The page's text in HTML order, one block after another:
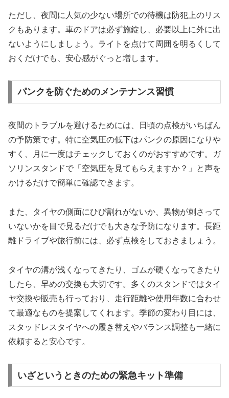
ただし、夜間に人気の少ない場所での待機は防犯上のリス
クもあります。車のドアは必ず施錠し、必要以上に外に出
ないようにしましょう。ライトを点けて周囲を明るくして
おくだけでも、安心感がぐっと増します。
パンクを防ぐためのメンテナンス習慣
夜間のトラブルを避けるためには、日頃の点検がいちばん
の予防策です。特に空気圧の低下はパンクの原因になりや
すく、月に一度はチェックしておくのがおすすめです。ガ
ソリンスタンドで「空気圧を見てもらえますか？」と声を
かけるだけで簡単に確認できます。
また、タイヤの側面にひび割れがないか、異物が刺さって
いないかを目で見るだけでも大きな予防になります。長距
離ドライブや旅行前には、必ず点検をしておきましょう。
タイヤの溝が浅くなってきたり、ゴムが硬くなってきたり
したら、早めの交換も大切です。多くのスタンドではタイ
ヤ交換や販売も行っており、走行距離や使用年数に合わせ
て最適なものを提案してくれます。季節の変わり目には、
スタッドレスタイヤへの履き替えやバランス調整も一緒に
依頼すると安心です。
いざというときのための緊急キット準備